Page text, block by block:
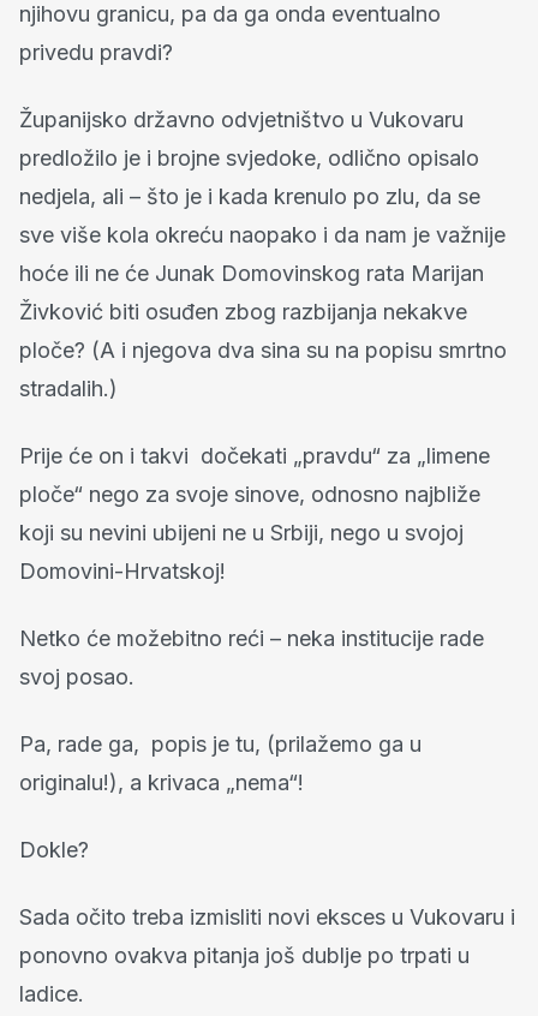
njihovu granicu, pa da ga onda eventualno
privedu pravdi?
Županijsko državno odvjetništvo u Vukovaru
predložilo je i brojne svjedoke, odlično opisalo
nedjela, ali – što je i kada krenulo po zlu, da se
sve više kola okreću naopako i da nam je važnije
hoće ili ne će Junak Domovinskog rata Marijan
Živković biti osuđen zbog razbijanja nekakve
ploče? (A i njegova dva sina su na popisu smrtno
stradalih.)
Prije će on i takvi dočekati „pravdu“ za „limene
ploče“ nego za svoje sinove, odnosno najbliže
koji su nevini ubijeni ne u Srbiji, nego u svojoj
Domovini-Hrvatskoj!
Netko će možebitno reći – neka institucije rade
svoj posao.
Pa, rade ga, popis je tu, (prilažemo ga u
originalu!), a krivaca „nema“!
Dokle?
Sada očito treba izmisliti novi eksces u Vukovaru i
ponovno ovakva pitanja još dublje po trpati u
ladice.